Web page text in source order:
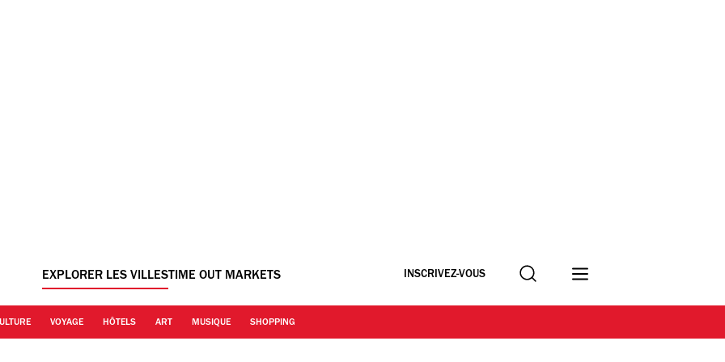
EXPLORER LES VILLESTIME OUT MARKETS INSCRIVEZ-VOUS Recherche
VOYAGE HÔTELS ART MUSIQUE SHOPPING